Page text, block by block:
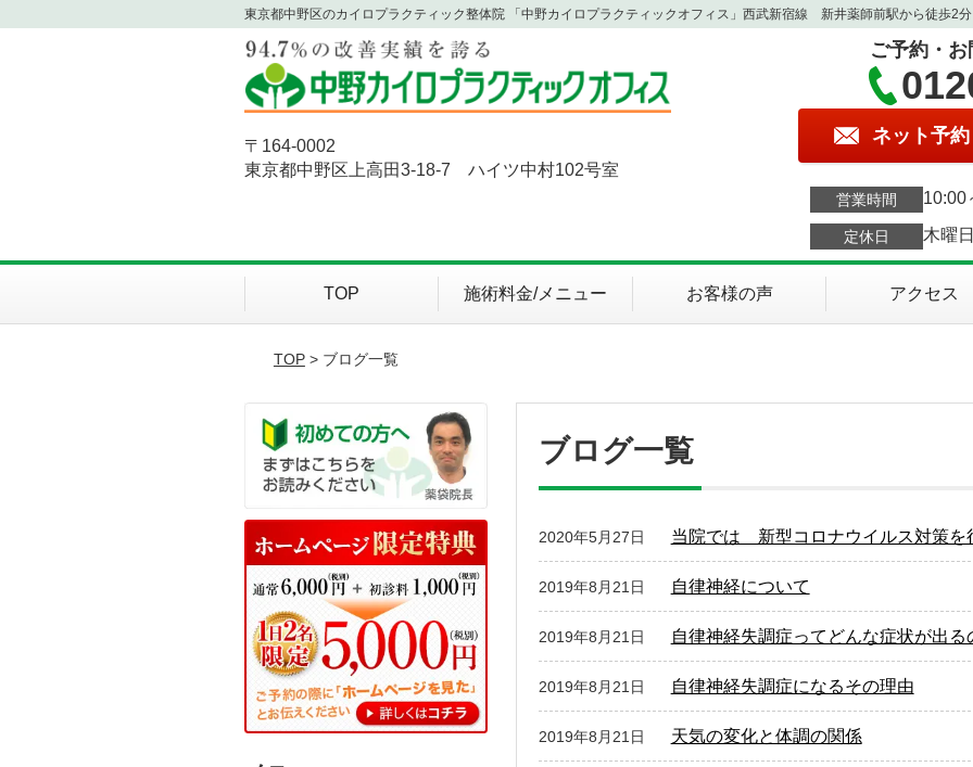
東京都中野区のカイロプラクティック整体院 「中野カイロプラクティックオフィス」西武新宿線 新井薬師前駅から徒歩2分
〒164-0002
東京都中野区上高田3-18-7 ハイツ中村102号室
ご予約・
ネット予約
営業時間 10:00
定休日 木曜
TOP 施術料金/メニュー お客様の声 アクセス
TOP> ブログ一覧
ブログ一覧
2020年5月27日 当院では 新型コロナウイルス対策を
2019年8月21日 自律神経について
2019年8月21日 自律神経失調症ってどんな症状が出る
2019年8月21日 自律神経失調症になるその理由
2019年8月21日 天気の変化と体調の関係